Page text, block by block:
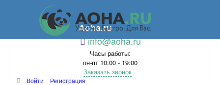
Aoha.ru
info@aoha.ru
Часы работы:
пн-пт 10:00 - 19:00
Заказать звонок
Войти
Регистрация